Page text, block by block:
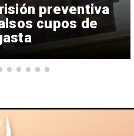
preventiva
cupos de